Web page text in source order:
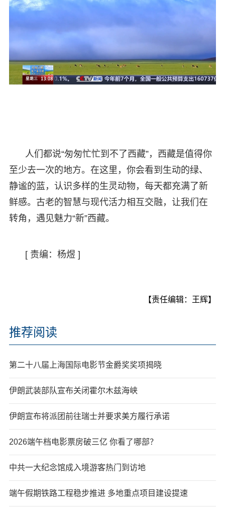
人们都说“匆匆忙忙到不了西藏”，西藏是值得你
至少去一次的地方。在这里，你会看到生动的绿、
静谧的蓝，认识多样的生灵动物，每天都充满了新
鲜感。古老的智慧与现代活力相互交融，让我们在
转角，遇见魅力“新”西藏。
[ 责编：杨煜 ]
【责任编辑：王辉】
推荐阅读
第二十八届上海国际电影节金爵奖奖项揭晓
伊朗武装部队宣布关闭霍尔木兹海峡
伊朗宣布将派团前往瑞士并要求美方履行承诺
2026端午档电影票房破三亿 你看了哪部？
中共一大纪念馆成入境游客热门到访地
端午假期铁路工程稳步推进 多地重点项目建设提速